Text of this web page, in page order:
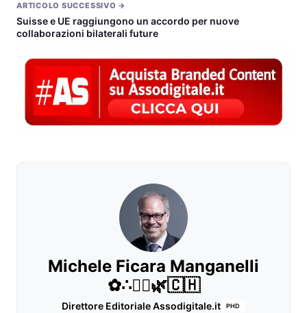
ARTICOLO SUCCESSIVO →
Suisse e UE raggiungono un accordo per nuove
collaborazioni bilaterali future
Michele Ficara Manganelli
✿∴♛🌿🇨🇭
Direttore Editoriale Assodigitale.it PHD